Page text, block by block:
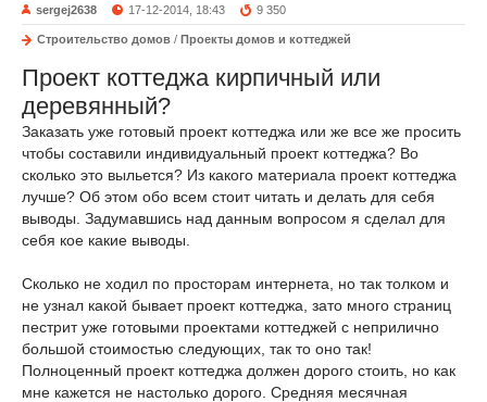
sergej2638 17-12-2014, 18:43 9 350
Строительство домов / Проекты домов и коттеджей
Проект коттеджа кирпичный или
деревянный?
Заказать уже готовый проект коттеджа или же все же просить
чтобы составили индивидуальный проект коттеджа? Во
сколько это выльется? Из какого материала проект коттеджа
лучше? Об этом обо всем стоит читать и делать для себя
выводы. Задумавшись над данным вопросом я сделал для
себя кое какие выводы.
Сколько не ходил по просторам интернета, но так толком и
не узнал какой бывает проект коттеджа, зато много страниц
пестрит уже готовыми проектами коттеджей с неприлично
большой стоимостью следующих, так то оно так!
Полноценный проект коттеджа должен дорого стоить, но как
мне кажется не настолько дорого. Средняя месячная